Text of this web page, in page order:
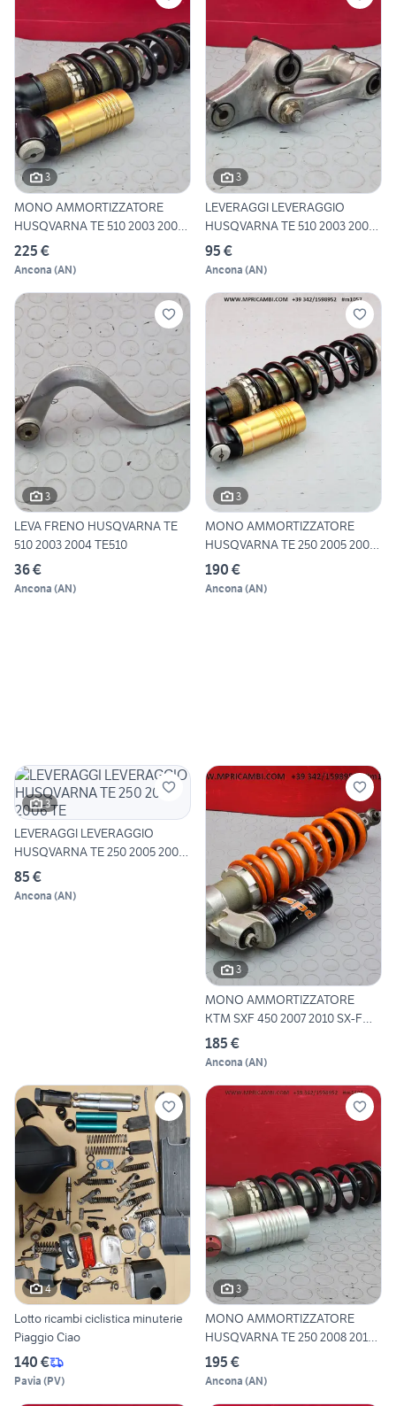
3
MONO AMMORTIZZATORE
HUSQVARNA TE 510 2003 2004
TE5
225 €
Ancona (AN)
3
LEVERAGGI LEVERAGGIO
HUSQVARNA TE 510 2003 2004
TE
95 €
Ancona (AN)
3
LEVA FRENO HUSQVARNA TE
510 2003 2004 TE510
36 €
Ancona (AN)
3
MONO AMMORTIZZATORE
HUSQVARNA TE 250 2005 2006
TE2
190 €
Ancona (AN)
3
LEVERAGGI LEVERAGGIO
HUSQVARNA TE 250 2005 2006
TE
85 €
Ancona (AN)
3
MONO AMMORTIZZATORE
KTM SXF 450 2007 2010 SX-F
200
185 €
Ancona (AN)
4
Lotto ricambi ciclistica minuterie
Piaggio Ciao
140 €
Pavia (PV)
3
MONO AMMORTIZZATORE
HUSQVARNA TE 250 2008 2012
TE2
195 €
Ancona (AN)